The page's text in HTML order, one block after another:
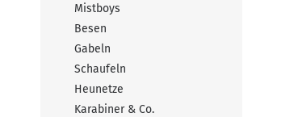
Mistboys
Besen
Gabeln
Schaufeln
Heunetze
Karabiner & Co.